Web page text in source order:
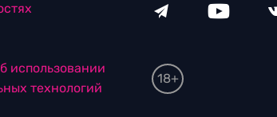
использовании
технологий
18+